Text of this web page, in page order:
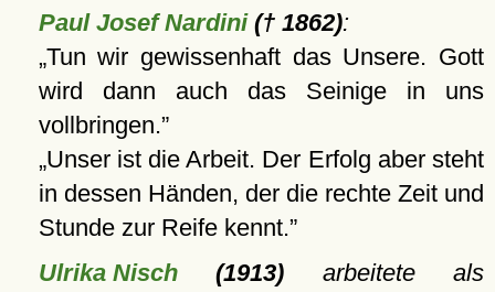
Paul Josef Nardini(† 1862):
Tun wir gewissenhaft das Unsere. Gott
wird dann auch das Seinige in uns
vollbringen.
Unser ist die Arbeit. Der Erfolg aber steht
in dessen Händen, der die rechte Zeit und
Stunde zur Reife kennt.
Ulrika Nisch(1913) arbeitete als